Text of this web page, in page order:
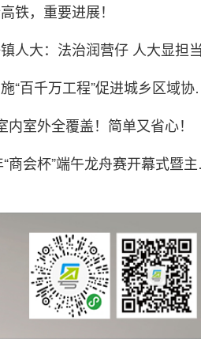
铁，重要进展！
镇人大：法治润营仔 人大显担当
廉江市举行深
室外全覆盖！简单又省心！
营仔